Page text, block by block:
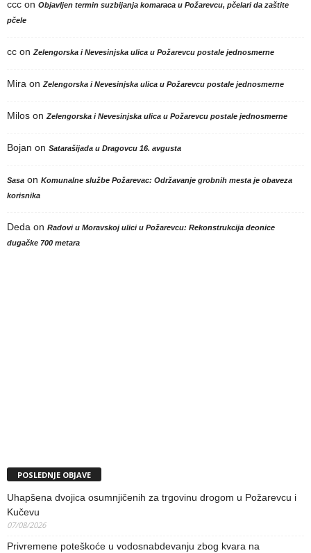
ccc on Objavljen termin suzbijanja komaraca u Požarevcu, pčelari da zaštite
pčele
cc onZelengorska i Nevesinjska ulica u Požarevcu postale jednosmerne
Mira onZelengorska i Nevesinjska ulica u Požarevcu postale jednosmerne
Milos onZelengorska i Nevesinjska ulica u Požarevcu postale jednosmerne
Bojan on Satarašijada u Dragovcu 16. avgusta
Sasa on Komunalne službe Požarevac: Održavanje grobnih mesta je obaveza
korisnika
Deda on Radovi u Moravskoj ulici u Požarevcu: Rekonstrukcija deonice
dugačke 700 metara
POSLEDNJE OBJAVE
Uhapšena dvojica osumnjičenih za trgovinu drogom u Požarevcu i
Kučevu
07/08/2026
Privremene poteškoće u vodosnabdevanju zbog kvara na